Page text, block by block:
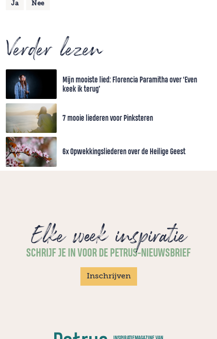
Ja Nee
Verder lezen
Mijn mooiste lied: Florencia Paramitha over ‘Even
keek ik terug’
7 mooie liederen voor Pinksteren
6x Opwekkingsliederen over de Heilige Geest
Elke week inspiratie
SCHRIJF JE IN VOOR DE PETRUS-NIEUWSBRIEF
Inschrijven